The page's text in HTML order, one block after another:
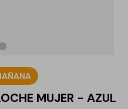
MUJER - AZUL